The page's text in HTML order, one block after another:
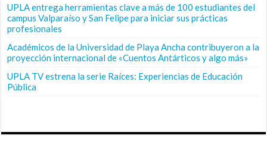
UPLA entrega herramientas clave a más de 100 estudiantes del
campus Valparaíso y San Felipe para iniciar sus prácticas
profesionales
Académicos de la Universidad de Playa Ancha contribuyeron a la
proyección internacional de «Cuentos Antárticos y algo más»
UPLA TV estrena la serie Raíces: Experiencias de Educación
Pública